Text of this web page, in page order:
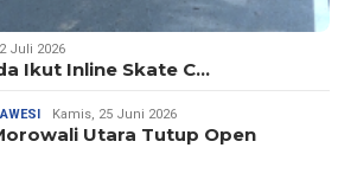
Juli 2026
Ikut Inline Skate C…
Kamis, 25 Juni 2026
Utara Tutup Open